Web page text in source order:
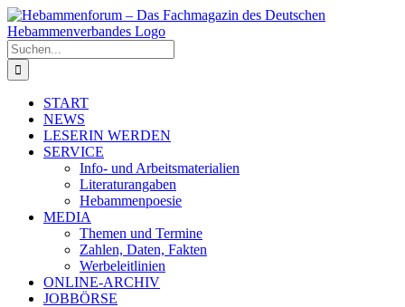
Zum
Inhalt
springen
Suche
nach:
START
NEWS
LESERIN WERDEN
SERVICE
Info- und Arbeitsmaterialien
Literaturangaben
Hebammenpoesie
MEDIA
Themen und Termine
Zahlen, Daten, Fakten
Werbeleitlinien
ONLINE-ARCHIV
JOBBÖRSE